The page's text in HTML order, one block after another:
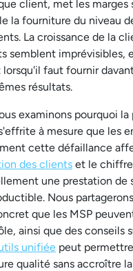
client, met les marges
la fourniture du niveau
La croissance de la
semblent imprévisibles,
faut fournir
résultats.
examinons pourquoi
à mesure que les
cette défaillance
des clients et le
une prestation de
Nous
que les MSP
ainsi que des conseils
unifiée peut
qualité sans accroître